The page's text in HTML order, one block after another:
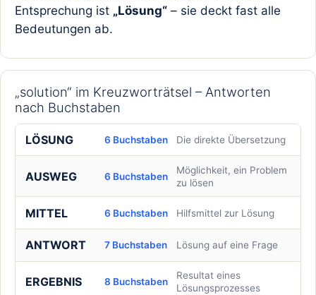
Entsprechung ist „Lösung“ – sie deckt fast alle
Bedeutungen ab.
„solution“ im Kreuzworträtsel – Antworten
nach Buchstaben
LÖSUNG 6 Buchstaben Die direkte Übersetzung
AUSWEG 6 Buchstaben
Möglichkeit, ein Problem
zu lösen
MITTEL 6 Buchstaben Hilfsmittel zur Lösung
ANTWORT 7 Buchstaben Lösung auf eine Frage
ERGEBNIS 8 Buchstaben
Resultat eines
Lösungsprozesses